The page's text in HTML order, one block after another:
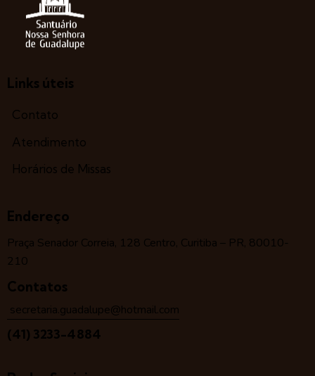
Links úteis
Contato
Atendimento
Horários de Missas
Endereço
Praça Senador Correia, 128 Centro, Curitiba – PR, 80010-
210
Contatos
secretaria.guadalupe@hotmail.com
(41) 3233-4884